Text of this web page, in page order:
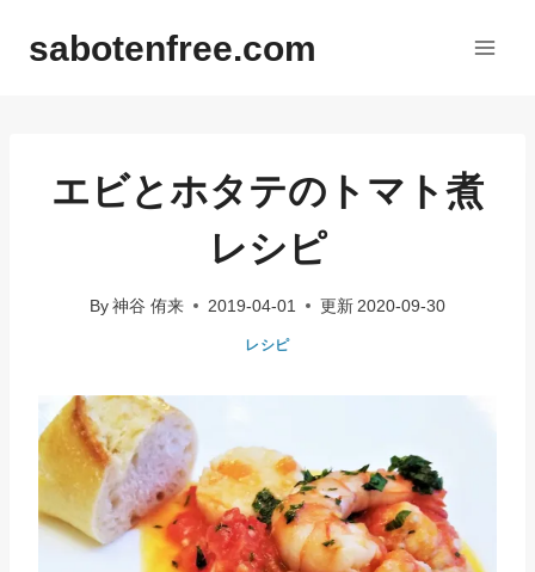
sabotenfree.com
エビとホタテのトマト煮
レシピ
By 神谷 侑来 2019-04-01 更新 2020-09-30
レシピ